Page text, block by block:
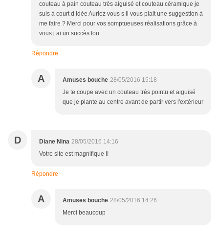
couteau à pain couteau très aiguisé et couteau céramique je
suis à court d idée Auriez vous s il vous plait une suggestion à
me faire ? Merci pour vos somptueuses réalisations grâce à
vous j ai un succès fou.
Répondre
A Amuses bouche 28/05/2016 15:18
Je te coupe avec un couteau très pointu et aiguisé
que je plante au centre avant de partir vers l'extérieur
D Diane Nina 28/05/2016 14:16
Votre site est magnifique !!
Répondre
A Amuses bouche 28/05/2016 14:26
Merci beaucoup